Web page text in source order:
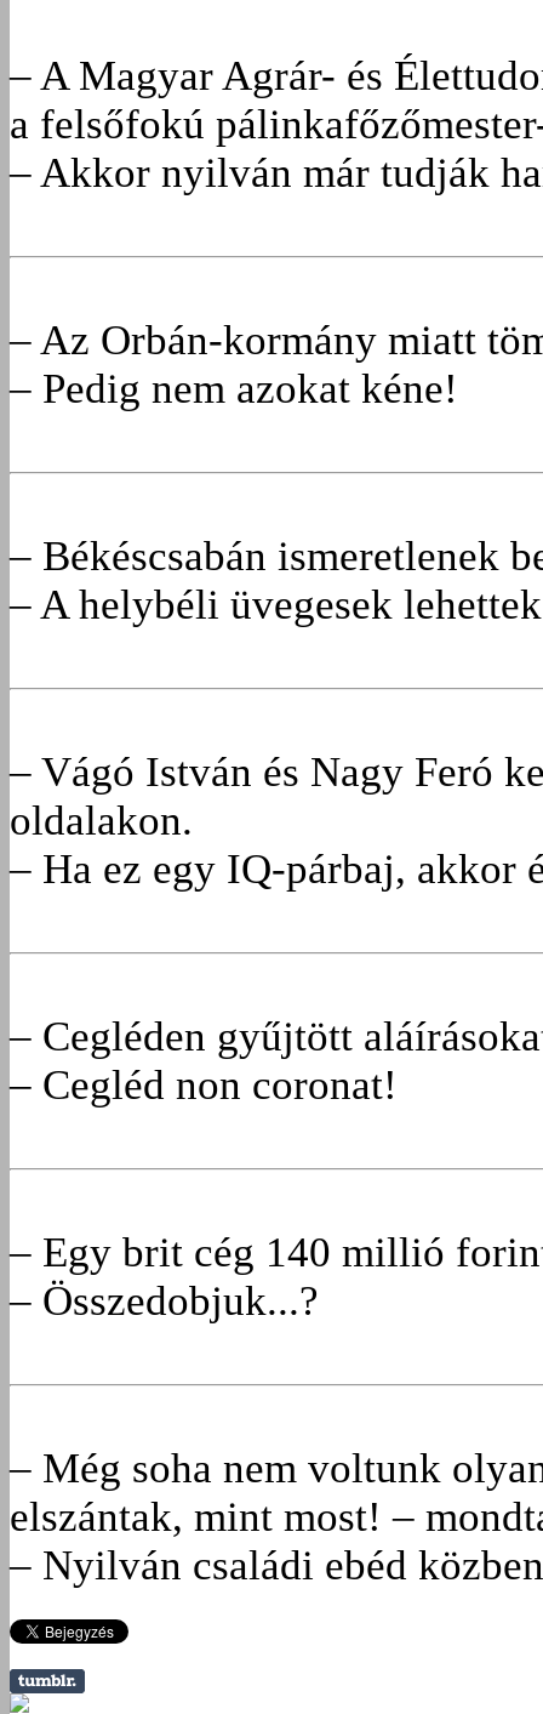
– A Magyar Agrár- és
a felsőfokú
– Akkor nyilván már tudják
– Az Orbán-kormány miatt
– Pedig nem azokat kéne!
– Békéscsabán ismeretlenek
– A helybéli üvegesek
– Vágó István és Nagy Feró
oldalakon.
– Ha ez egy IQ-párbaj, akkor
– Cegléden gyűjtött
– Cegléd non coronat!
– Egy brit cég 140 millió
– Összedobjuk...?
– Még soha nem voltunk
elszántak, mint most! –
– Nyilván családi ebéd